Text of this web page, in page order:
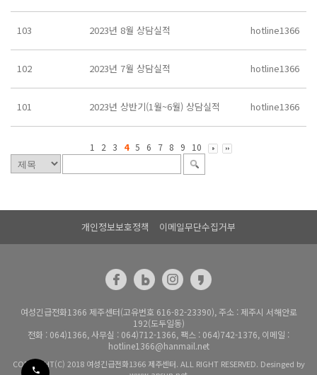
103 2023년 8월 상담실적 hotline1366
102 2023년 7월 상담실적 hotline1366
101 2023년 상반기(1월~6월) 상담실적 hotline1366
1 2 3 4 5 6 7 8 9 10
개인정보보호정책 이메일무단수집거부
여성긴급전화1366 제주센터(고유번호 616-82-23390), 주소 : 제주시 서해안로
192(도두일동)
전화 : 064)1366, 사무실 : 064)712-1366, 팩스 : 064)742-1376, 이메일 :
hotline1366@hanmail.net
COPYRIGHT(C) 2018 여성긴급전화1366 제주센터. ALL RIGHT RESERVED. Desinged by